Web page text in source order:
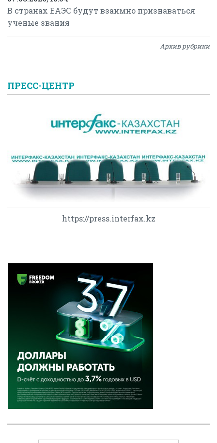
В странах ЕАЭС будут взаимно признаваться
ученые звания
Архив рубрики
ПРЕСС-ЦЕНТР
https://press.interfax.kz